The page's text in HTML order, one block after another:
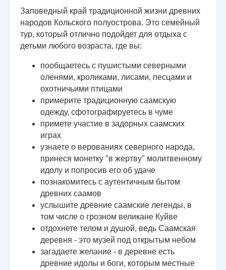
Заповедный край традиционной жизни древних
народов Кольского полуострова. Это семейный
тур, который отлично подойдет для отдыха с
детьми любого возраста, где вы:
пообщаетесь с пушистыми северными
оленями, кроликами, лисами, песцами и
охотничьими птицами
примерите традиционную саамскую
одежду, сфотографируетесь в чуме
примете участие в задорных саамских
играх
узнаете о верованиях северного народа,
принеся монетку "в жертву" молитвенному
идолу и попросив его об удаче
познакомитесь с аутентичным бытом
древних саамов
услышите древние саамские легенды, в
том числе о грозном великане Куйве
отдохнете телом и душой, ведь Саамская
деревня - это музей под открытым небом
загадаете желание - в деревне есть
древние идолы и боги, которым местные